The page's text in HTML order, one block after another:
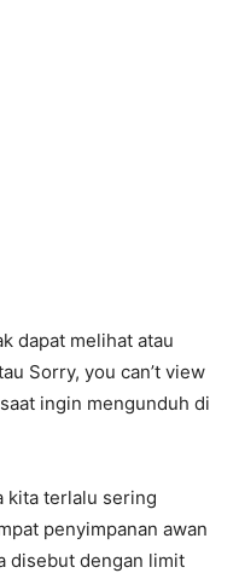
dapat melihat atau
Sorry, you can’t view
ingin mengunduh di
kita terlalu sering
penyimpanan awan
disebut dengan limit